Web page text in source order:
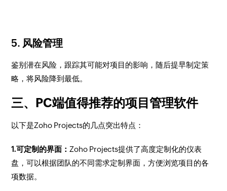
5. 风险管理
鉴别潜在风险，跟踪其可能对项目的影响，随后提早制定策
略，将风险降到最低。
三、PC端值得推荐的项目管理软件
以下是Zoho Projects的几点突出特点：
1.可定制的界面： Zoho Projects提供了高度定制化的仪表
盘，可以根据团队的不同需求定制界面，方便浏览项目的各
项数据。